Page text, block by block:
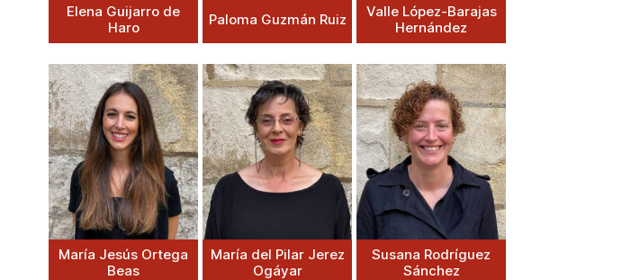
Elena Guijarro de
Haro
Paloma Guzmán Ruiz
Valle López-Barajas
Hernández
María Jesús Ortega
Beas
María del Pilar Jerez
Ogáyar
Susana Rodríguez
Sánchez